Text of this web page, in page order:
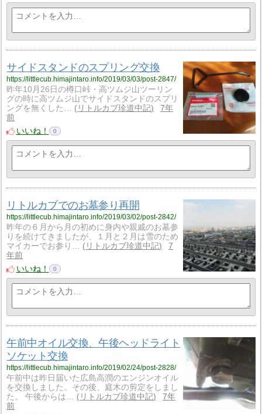
サイドスタンドのスプリング交換
https://littlecub.himajintaro.info/2019/03/03/post-2847/
昨年10月26日の樽口峠・高ツムジ山ツーリン
グの時に高ツムジ山でサイドスタンドのスプリ
ングを無くした…
リトルカブ珍道中記
7年
前
いいね！
0
リトルカブでのお墓参り再開
https://littlecub.himajintaro.info/2019/03/02/post-2842/
昨年の６月から月の初めに身内や親戚のお墓参
りを続けてきましたが、１月と２月は雪のため
マイカーでお参り…
リトルカブ珍道中記
7
年前
いいね！
0
午前中オイル交換、午後ヘッドライト
ソケット交換
https://littlecub.himajintaro.info/2019/02/24/post-2828/
午前中は昨日届いた広島高潤のエンジンオイル
を交換しました。その後、庭木の剪定をしまし
た。 午後からは…
リトルカブ珍道中記
7年
前